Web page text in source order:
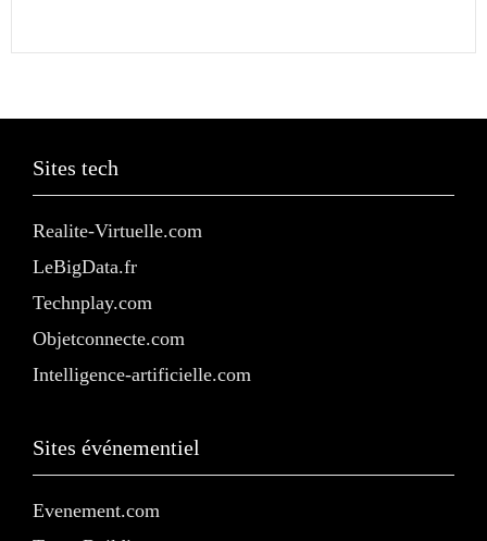
Sites tech
Realite-Virtuelle.com
LeBigData.fr
Technplay.com
Objetconnecte.com
Intelligence-artificielle.com
Sites événementiel
Evenement.com